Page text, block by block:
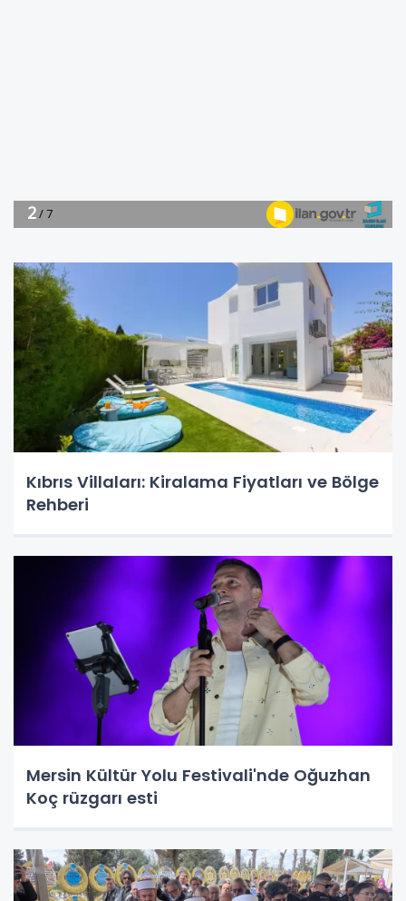
Kıbrıs Villaları: Kiralama Fiyatları ve Bölge
Rehberi
Mersin Kültür Yolu Festivali'nde Oğuzhan
Koç rüzgarı esti